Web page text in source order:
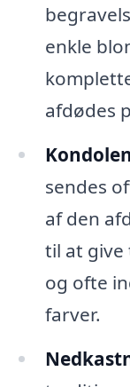
enkle
afdødes
sendes
af den
til at
og ofte
farver.